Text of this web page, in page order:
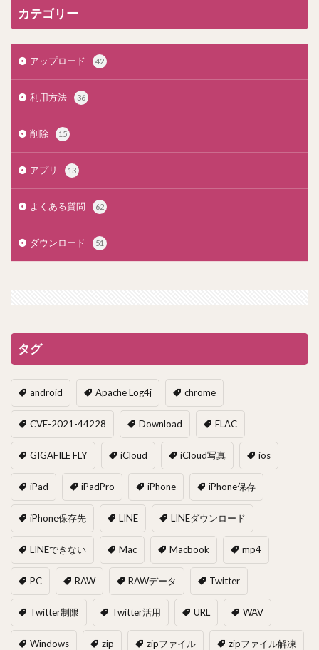
カテゴリー
アップロード 42
利用方法 36
削除 15
アプリ 13
よくある質問 62
ダウンロード 51
タグ
android Apache Log4j chrome
CVE-2021-44228 Download FLAC
GIGAFILE FLY iCloud iCloud写真 ios
iPad iPadPro iPhone iPhone保存
iPhone保存先 LINE LINEダウンロード
LINEできない Mac Macbook mp4
PC RAW RAWデータ Twitter
Twitter制限 Twitter活用 URL WAV
Windows zip zipファイル zipファイル解凍